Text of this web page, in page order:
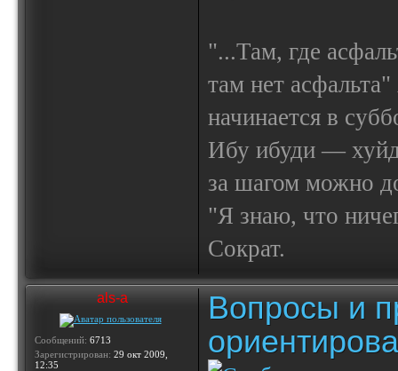
"...Там, где
там нет
начинается в
Ибу ибуди —
за шагом можно
"Я знаю, что
Сократ.
als-a
Сообщений: 6713
Зарегистрирован: 29 окт 2009,
12:35
Вопросы и